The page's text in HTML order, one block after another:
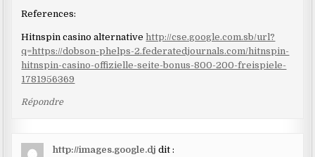
References:
Hitnspin casino alternative http://cse.google.com.sb/url?
q=https://dobson-phelps-2.federatedjournals.com/hitnspin-
hitnspin-casino-offizielle-seite-bonus-800-200-freispiele-
1781956369
Répondre
http://images.google.dj dit :